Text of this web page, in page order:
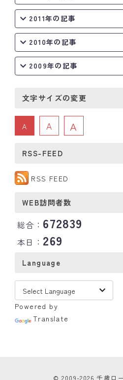
2011年の記事
2010年の記事
2009年の記事
文字サイズの変更
A A A
RSS-FEED
RSS FEED
WEB訪問者数
総合： 672839
本日： 269
Language
Powered by
Translate
© 2009-2026 千歳ロ